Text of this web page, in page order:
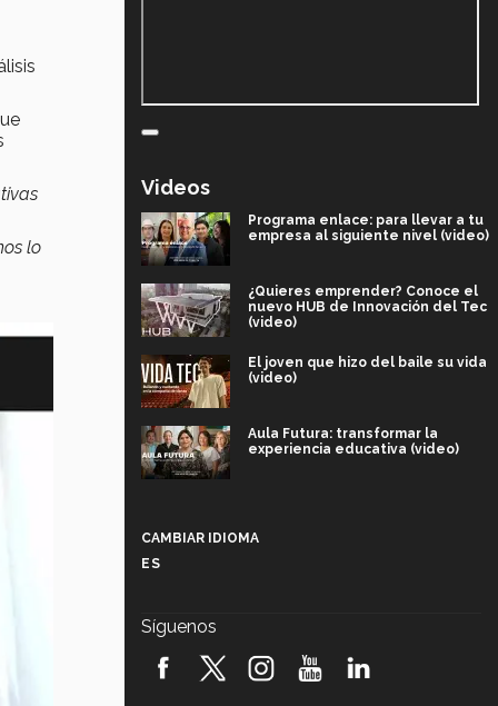
lo
Videos
Programa enlace: para llevar a tu
empresa al siguiente nivel (video)
¿Quieres emprender? Conoce el
nuevo HUB de Innovación del Tec
(video)
El joven que hizo del baile su vida
(video)
Aula Futura: transformar la
experiencia educativa (video)
robótica FIRST 2026! (video)
CAMBIAR IDIOMA
ES
Síguenos